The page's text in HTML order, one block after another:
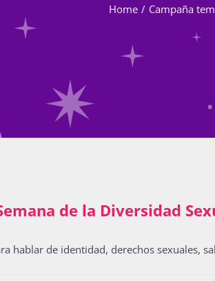
Home Campaña
de la Diversidad
hablar de identidad, derechos